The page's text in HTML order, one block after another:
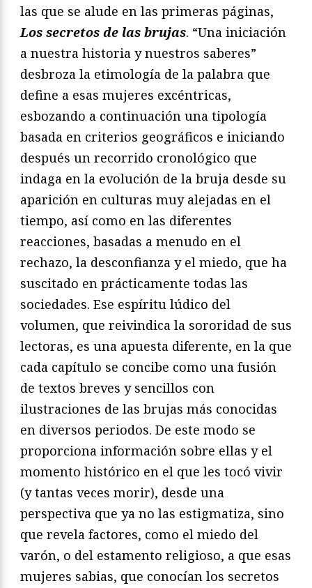
las que se alude en las primeras páginas,
Los secretos de las brujas. “Una iniciación
a nuestra historia y nuestros saberes”
desbroza la etimología de la palabra que
define a esas mujeres excéntricas,
esbozando a continuación una tipología
basada en criterios geográficos e iniciando
después un recorrido cronológico que
indaga en la evolución de la bruja desde su
aparición en culturas muy alejadas en el
tiempo, así como en las diferentes
reacciones, basadas a menudo en el
rechazo, la desconfianza y el miedo, que ha
suscitado en prácticamente todas las
sociedades. Ese espíritu lúdico del
volumen, que reivindica la sororidad de sus
lectoras, es una apuesta diferente, en la que
cada capítulo se concibe como una fusión
de textos breves y sencillos con
ilustraciones de las brujas más conocidas
en diversos periodos. De este modo se
proporciona información sobre ellas y el
momento histórico en el que les tocó vivir
(y tantas veces morir), desde una
perspectiva que ya no las estigmatiza, sino
que revela factores, como el miedo del
varón, o del estamento religioso, a que esas
mujeres sabias, que conocían los secretos